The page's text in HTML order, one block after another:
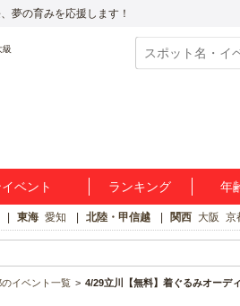
夢の育みを応援します！
ベント ランキング 年
東海 愛知 北陸・甲信越 関西 大阪 京
イベント一覧 4/29立川【無料】着ぐるみオーデ